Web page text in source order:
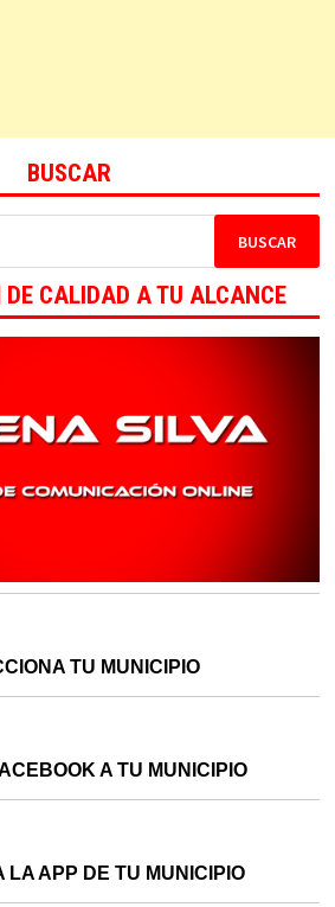
BUSCAR
CALIDAD A TU ALCANCE
TU MUNICIPIO
A TU MUNICIPIO
LA APP DE TU MUNICIPIO